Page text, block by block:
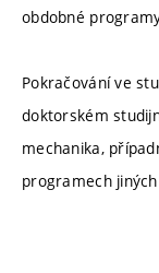
obdobné
Pokračování ve
doktorském
mechanika,
programech